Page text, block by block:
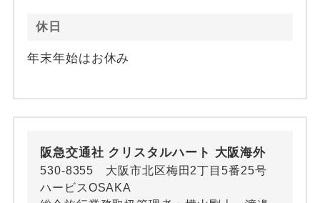
休日
年末年始はお休み
阪急交通社 クリスタルハート 大阪海外
530-8355 大阪市北区梅田2丁目5番25号
ハービスOSAKA